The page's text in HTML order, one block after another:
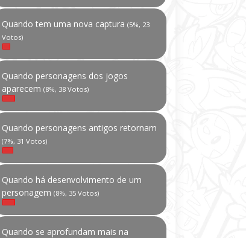
Quando tem uma nova captura (5%, 23
Votos)
Quando personagens dos jogos
aparecem (8%, 38 Votos)
Quando personagens antigos retornam
(7%, 31 Votos)
Quando há desenvolvimento de um
personagem (8%, 35 Votos)
Quando se aprofundam mais na